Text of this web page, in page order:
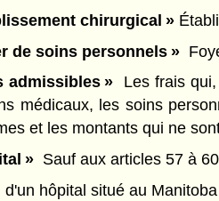
chirurgical »
de soins personnels »
admissibles »Les frais qui,
médicaux, les soins
et les montants qui ne
»Sauf aux articles 57 à
d'un hôpital situé au